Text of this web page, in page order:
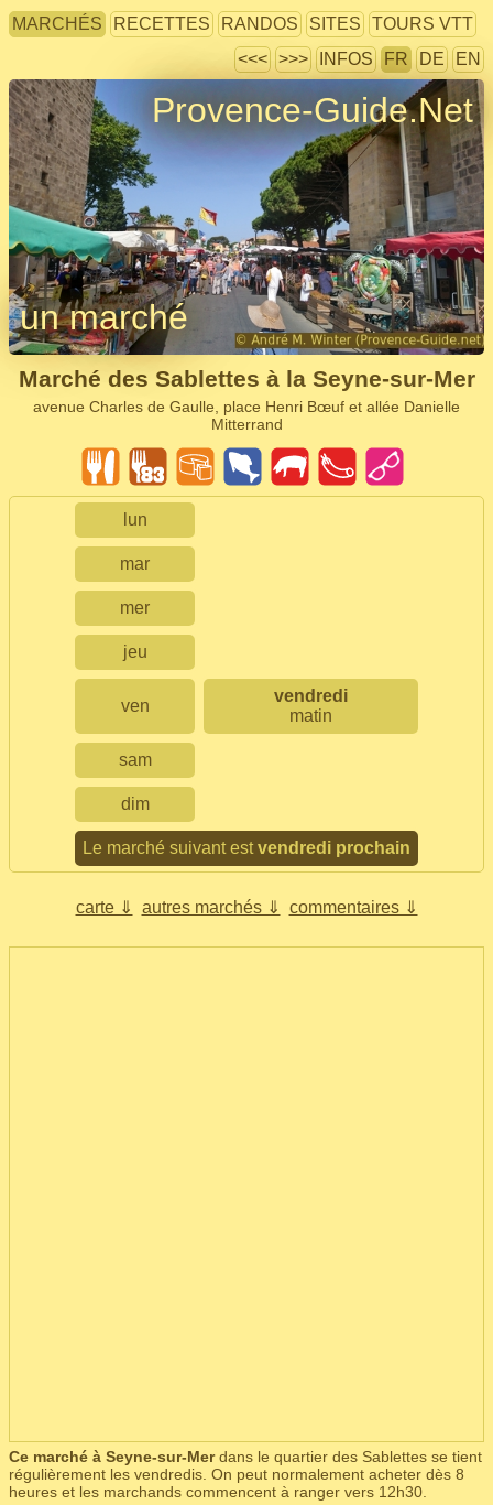
MARCHÉS RECETTES RANDOS SITES
TOURS VTT
<<< >>> INFOS FR DE EN
Provence-Guide.Net
un marché
Marché des Sablettes à la Seyne-sur-Mer
avenue Charles de Gaulle, place Henri Bœuf et allée Danielle
Mitterrand
lun
mar
mer
jeu
ven
vendredi
matin
sam
dim
Le marché suivant estvendredi prochain
carte ⇓ autres marchés ⇓ commentaires ⇓
Ce marché à Seyne-sur-Merdans le quartier des Sablettes se tient
régulièrement les vendredis. On peut normalement acheter dès 8
heures et les marchands commencent à ranger vers 12h30.